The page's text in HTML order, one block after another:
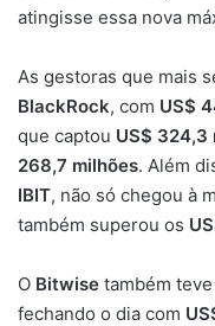
atingisse essa nova
As gestoras que mais
BlackRock, com US$
que captou US$ 324,3
268,7 milhões. Além
IBIT, não só chegou à
também superou os
O Bitwise também
fechando o dia com